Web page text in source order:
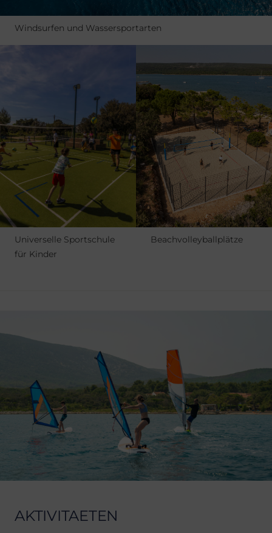
Windsurfen und Wassersportarten
Universelle Sportschule
für Kinder
Beachvolleyballplätze
AKTIVITAETEN